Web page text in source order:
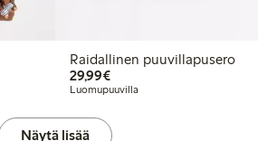
Raidallinen puuvillapusero
29,99€29,99 €
Luomupuuvilla
Näytä lisää